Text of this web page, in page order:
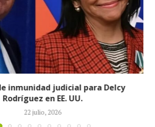
Durán, el colombiano que murió
operativo de ICE en...
14 julio, 2026